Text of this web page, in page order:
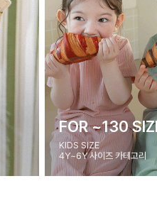
FOR ~130
KIDS SIZE
4Y~6Y 사이즈 카테고리